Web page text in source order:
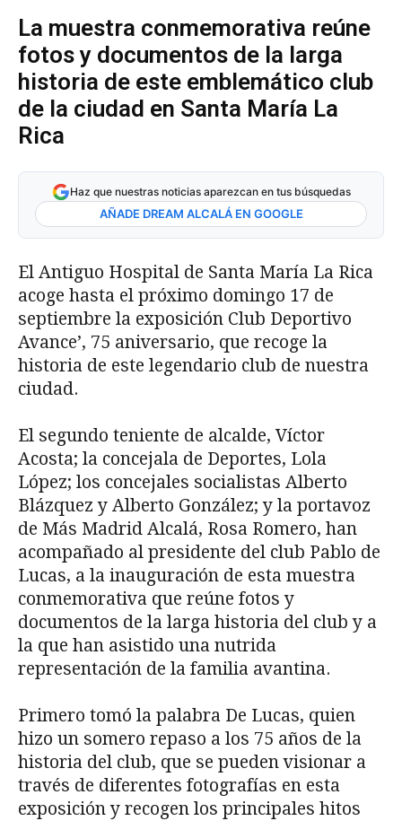
La muestra conmemorativa reúne
fotos y documentos de la larga
historia de este emblemático club
de la ciudad en Santa María La
Rica
Haz que nuestras noticias aparezcan en tus búsquedas
AÑADE DREAM ALCALÁ EN GOOGLE
El Antiguo Hospital de Santa María La Rica
acoge hasta el próximo domingo 17 de
septiembre la exposición Club Deportivo
Avance’, 75 aniversario, que recoge la
historia de este legendario club de nuestra
ciudad.
El segundo teniente de alcalde, Víctor
Acosta; la concejala de Deportes, Lola
López; los concejales socialistas Alberto
Blázquez y Alberto González; y la portavoz
de Más Madrid Alcalá, Rosa Romero, han
acompañado al presidente del club Pablo de
Lucas, a la inauguración de esta muestra
conmemorativa que reúne fotos y
documentos de la larga historia del club y a
la que han asistido una nutrida
representación de la familia avantina.
Primero tomó la palabra De Lucas, quien
hizo un somero repaso a los 75 años de la
historia del club, que se pueden visionar a
través de diferentes fotografías en esta
exposición y recogen los principales hitos